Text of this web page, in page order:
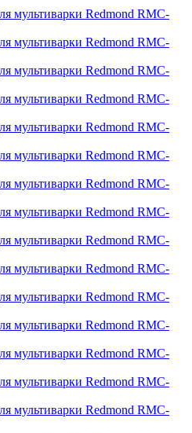
мультиварки Redmond RMC-
мультиварки Redmond RMC-
мультиварки Redmond RMC-
мультиварки Redmond RMC-
мультиварки Redmond RMC-
мультиварки Redmond RMC-
мультиварки Redmond RMC-
мультиварки Redmond RMC-
мультиварки Redmond RMC-
мультиварки Redmond RMC-
мультиварки Redmond RMC-
мультиварки Redmond RMC-
мультиварки Redmond RMC-
мультиварки Redmond RMC-
мультиварки Redmond RMC-